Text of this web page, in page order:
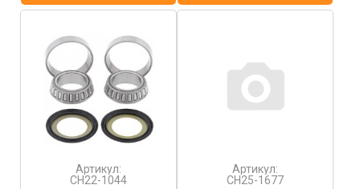
Артикул:
CH22-1044
Артикул:
CH25-1677